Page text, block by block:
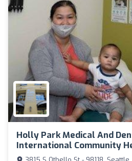
Holly Park Medical And
International Community